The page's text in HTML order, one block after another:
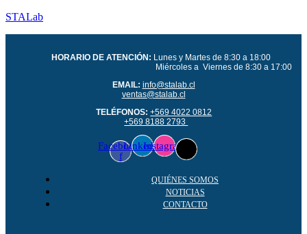
STALab
HORARIO DE ATENCIÓN: Lunes y Martes de 8:30 a 18:00
Miércoles a Viernes de 8:30 a 17:00
EMAIL: info@stalab.cl
ventas@stalab.cl
TELÉFONOS:+569 4022 0812
+569 8188 2793
Facebook-
f
LinkedinInstagram
QUIÉNES SOMOS
NOTICIAS
CONTACTO